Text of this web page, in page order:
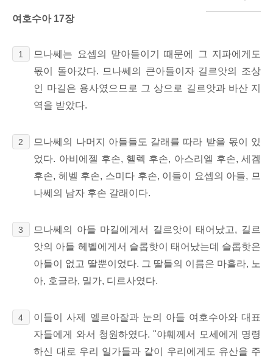
여호수아 17장
1
므나쎄는 요셉의 맏아들이기 때문에 그 지파에게도
몫이 돌아갔다. 므나쎄의 큰아들이자 길르앗의 조상
인 마길은 용사였으므로 그 상으로 길르앗과 바산 지
역을 받았다.
2
므나쎄의 나머지 아들들도 갈래를 따라 받을 몫이 있
었다. 아비에젤 후손, 헬렉 후손, 아스리엘 후손, 세겜
후손, 헤벨 후손, 스미다 후손, 이들이 요셉의 아들, 므
나쎄의 남자 후손 갈래이다.
3
므나쎄의 아들 마길에게서 길르앗이 태어났고, 길르
앗의 아들 헤벨에게서 슬롭핫이 태어났는데 슬롭핫은
아들이 없고 딸뿐이었다. 그 딸들의 이름은 마흘라, 노
아, 호글라, 밀가, 디르사였다.
4
이들이 사제 엘르아잘과 눈의 아들 여호수아와 대표
자들에게 와서 청원하였다. "야훼께서 모세에게 명령
하신 대로 우리 일가들과 같이 우리에게도 유산을 주